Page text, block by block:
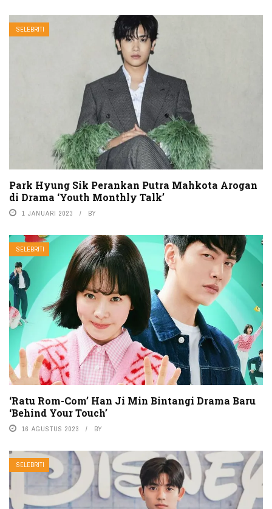
SELEBRITI
Park Hyung Sik Perankan Putra Mahkota Arogan
di Drama ‘Youth Monthly Talk’
1 JANUARI 2023 BY
SELEBRITI
‘Ratu Rom-Com’ Han Ji Min Bintangi Drama Baru
‘Behind Your Touch’
16 AGUSTUS 2023 BY
SELEBRITI